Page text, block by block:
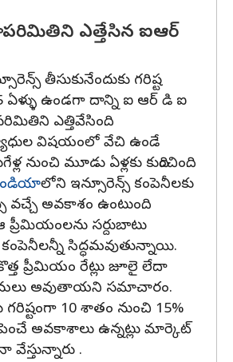
ఎత్తేసిన ఐఆర్​
తీసుకునేందుకు గరిష్ట
ఉండగా దాన్ని ఐ ఆర్ డి ఐ
ఎత్తివేసింది.
విషయంలో వేచి ఉండే
నుంచి మూడు ఏళ్లకు కుదించింది.
లోని ఇన్సూరెన్స్ కంపెనీలకు
అవకాశం ఉంటుంది.
సర్దుబాటు
కంపెనీలన్నీ సిద్ధమవుతున్నాయి.
ప్రీమియం రేట్లు జూలై లేదా
అమలు అవుతాయని సమాచారం.
10 శాతం నుంచి 15%
అవకాశాలు ఉన్నట్లు మార్కెట్
వేస్తున్నారు .